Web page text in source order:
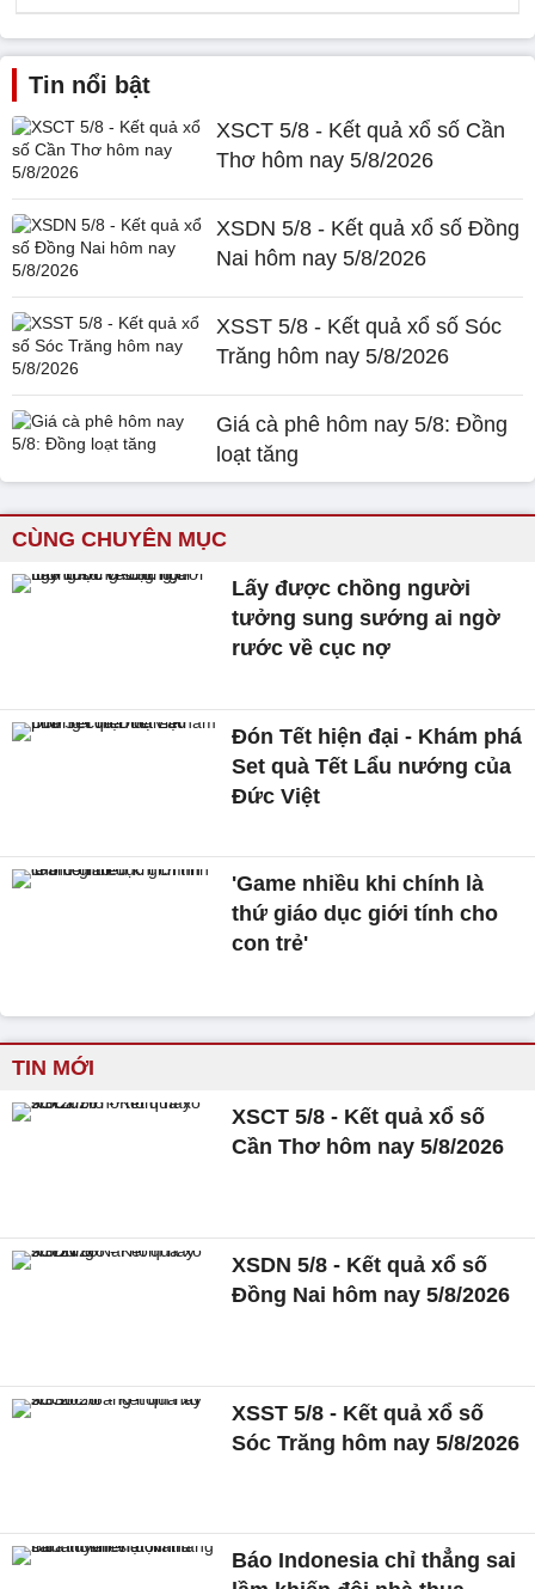
Tin nổi bật
XSCT 5/8 - Kết quả xổ số Cần
Thơ hôm nay 5/8/2026
XSDN 5/8 - Kết quả xổ số Đồng
Nai hôm nay 5/8/2026
XSST 5/8 - Kết quả xổ số Sóc
Trăng hôm nay 5/8/2026
Giá cà phê hôm nay 5/8: Đồng
loạt tăng
CÙNG CHUYÊN MỤC
Lấy được chồng người
tưởng sung sướng ai ngờ
rước về cục nợ
Đón Tết hiện đại - Khám phá
Set quà Tết Lẩu nướng của
Đức Việt
'Game nhiều khi chính là
thứ giáo dục giới tính cho
con trẻ'
TIN MỚI
XSCT 5/8 - Kết quả xổ số
Cần Thơ hôm nay 5/8/2026
XSDN 5/8 - Kết quả xổ số
Đồng Nai hôm nay 5/8/2026
XSST 5/8 - Kết quả xổ số
Sóc Trăng hôm nay 5/8/2026
Báo Indonesia chỉ thẳng sai